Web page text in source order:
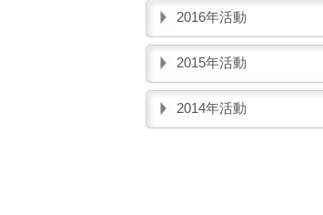
2016年活動
2015年活動
2014年活動